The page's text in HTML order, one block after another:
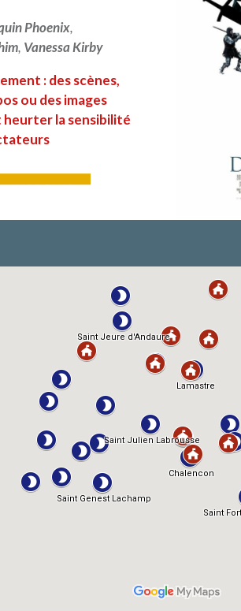
Phoenix,
, Vanessa Kirby
: des scènes,
ou des images
heurter la sensibilité
LIRE PLUS